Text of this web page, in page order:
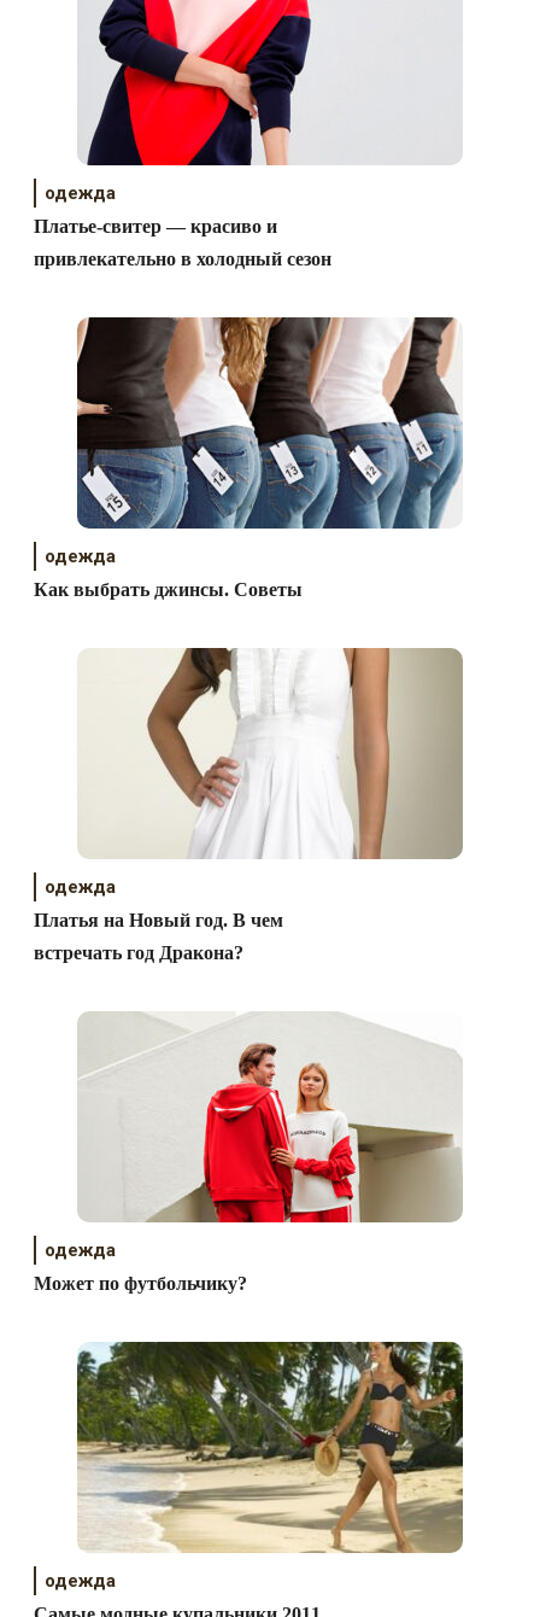
одежда
Платье-свитер — красиво и
привлекательно в холодный сезон
одежда
Как выбрать джинсы. Советы
одежда
Платья на Новый год. В чем
встречать год Дракона?
одежда
Может по футбольчику?
одежда